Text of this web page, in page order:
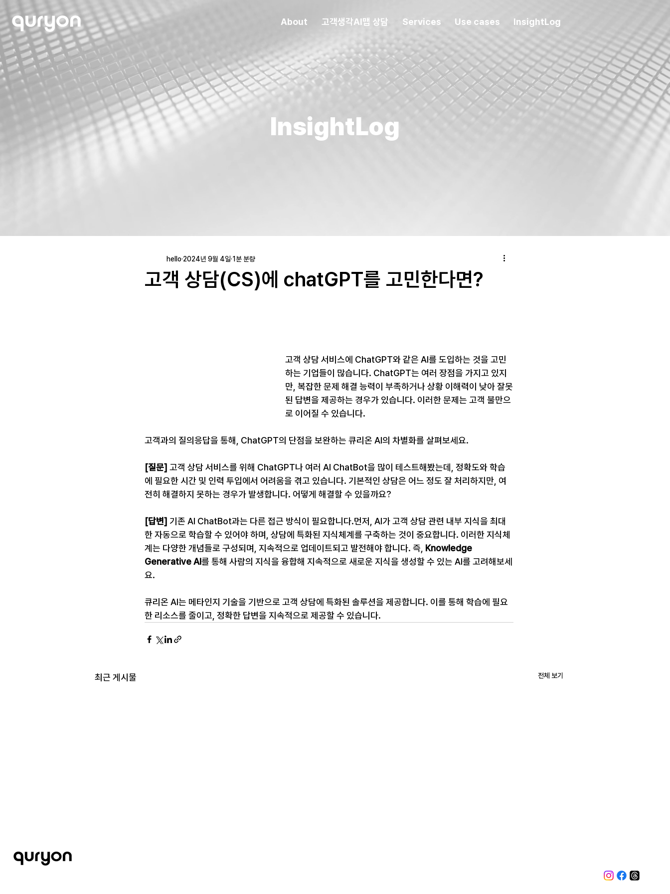
About 고객생각AI맵 상담 Services Use cases InsightLog
InsightLog
고객 상담(CS)에 chatGPT를 고민한다면?
hello 2024년 9월 4일 1분 분량
고객 상담 서비스에 ChatGPT와 같은 AI를 도입하는 것을 고민
하는 기업들이 많습니다. ChatGPT는 여러 장점을 가지고 있지
만, 복잡한 문제 해결 능력이 부족하거나 상황 이해력이 낮아 잘못
된 답변을 제공하는 경우가 있습니다. 이러한 문제는 고객 불만으
로 이어질 수 있습니다.
고객과의 질의응답을 통해, ChatGPT의 단점을 보완하는 큐리온 AI의 차별화를 살펴보세요.
[질문] 고객 상담 서비스를 위해 ChatGPT나 여러 AI ChatBot을 많이 테스트해봤는데, 정확도와 학습
에 필요한 시간 및 인력 투입에서 어려움을 겪고 있습니다. 기본적인 상담은 어느 정도 잘 처리하지만, 여
전히 해결하지 못하는 경우가 발생합니다. 어떻게 해결할 수 있을까요?
[답변] 기존 AI ChatBot과는 다른 접근 방식이 필요합니다.먼저, AI가 고객 상담 관련 내부 지식을 최대
한 자동으로 학습할 수 있어야 하며, 상담에 특화된 지식체계를 구축하는 것이 중요합니다. 이러한 지식체
계는 다양한 개념들로 구성되며, 지속적으로 업데이트되고 발전해야 합니다. 즉, Knowledge
Generative AI를 통해 사람의 지식을 융합해 지속적으로 새로운 지식을 생성할 수 있는 AI를 고려해보세
요.
큐리온 AI는 메타인지 기술을 기반으로 고객 상담에 특화된 솔루션을 제공합니다. 이를 통해 학습에 필요
한 리소스를 줄이고, 정확한 답변을 지속적으로 제공할 수 있습니다.
최근 게시물 전체 보기